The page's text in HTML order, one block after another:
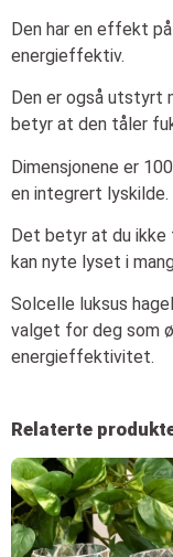
Den har en effekt
energieffektiv.
Den er også utstyrt
betyr at den tåler
Dimensjonene er
en integrert lyskilde.
Det betyr at du ikke
kan nyte lyset i
Solcelle luksus
valget for deg som
energieffektivitet.
Relaterte